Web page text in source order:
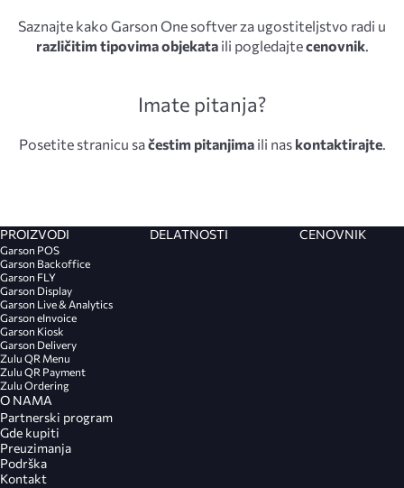
Saznajte kako Garson One softver za ugostiteljstvo radi u
različitim tipovima objekataili pogledajtecenovnik.
Imate pitanja?
Posetite stranicu sačestim pitanjimaili nas kontaktirajte.
PROIZVODI
Garson POS
Garson Backoffice
Garson FLY
Garson Display
Garson Live & Analytics
Garson eInvoice
Garson Kiosk
Garson Delivery
Zulu QR Menu
Zulu QR Payment
Zulu Ordering
DELATNOSTI CENOVNIK
O NAMA
Partnerski program
Gde kupiti
Preuzimanja
Podrška
Kontakt